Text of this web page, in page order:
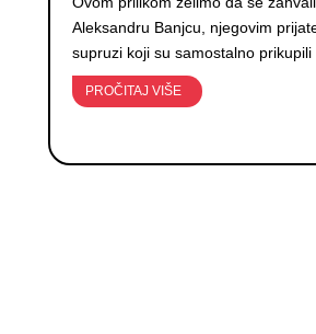
Aleksandru Banjcu, njegovim
supruzi koji su samostalno prikupili
PROČITAJ VIŠE